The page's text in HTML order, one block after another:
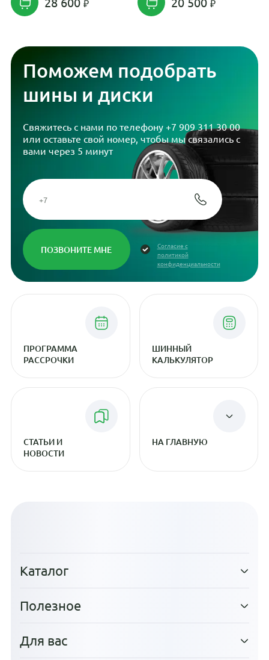
Поможем подобрать
шины и диски
Свяжитесь с нами по телефону +7 909 311 30 00
или оставьте свой номер, чтобы мы связались с
вами через 5 минут
Согласие с
политикой
конфиденциальности
ПРОГРАММА
РАССРОЧКИ
ШИННЫЙ
КАЛЬКУЛЯТОР
СТАТЬИ И
НОВОСТИ
НА ГЛАВНУЮ
Каталог
Полезное
Для вас